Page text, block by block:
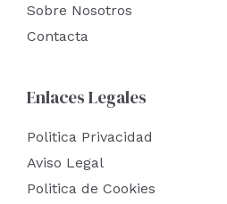
Sobre Nosotros
Contacta
Enlaces Legales
Politica Privacidad
Aviso Legal
Politica de Cookies